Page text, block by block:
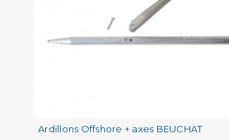
Ardillons Offshore + axes BEUCHAT